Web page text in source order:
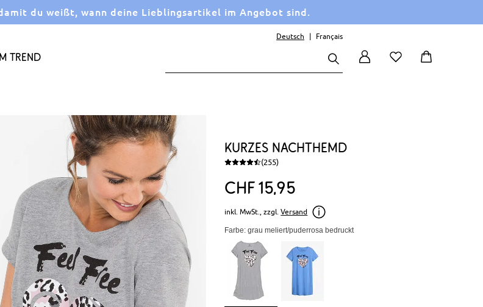
du weißt, wann deine Lieblingsartikel im Angebot sind.
Trend
Deutsch Français
Kurzes Nachthemd
(255)
CHF1595
inkl. MwSt., zzgl. Versand
Farbe: grau meliert/puderrosa bedruckt